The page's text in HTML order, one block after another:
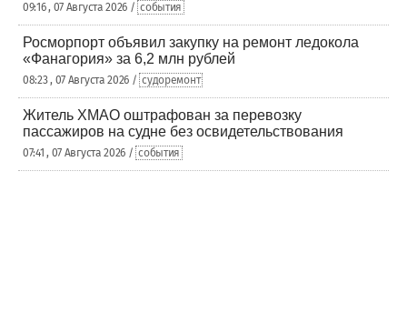
09:16 , 07 Августа 2026 / события
Росморпорт объявил закупку на ремонт ледокола
«Фанагория» за 6,2 млн рублей
08:23 , 07 Августа 2026 / судоремонт
Житель ХМАО оштрафован за перевозку
пассажиров на судне без освидетельствования
07:41 , 07 Августа 2026 / события